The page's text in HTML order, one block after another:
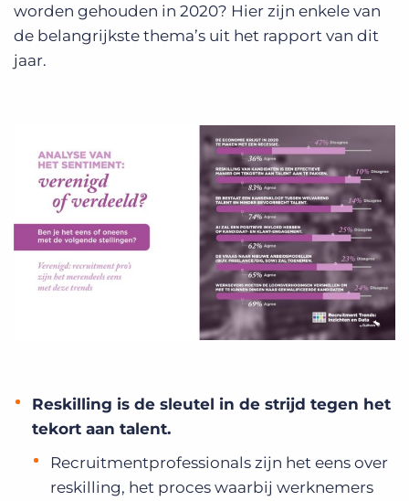
worden gehouden in 2020? Hier zijn enkele van
de belangrijkste thema’s uit het rapport van dit
jaar.
Reskilling is de sleutel in de strijd tegen het
tekort aan talent.
Recruitmentprofessionals zijn het eens over
reskilling, het proces waarbij werknemers